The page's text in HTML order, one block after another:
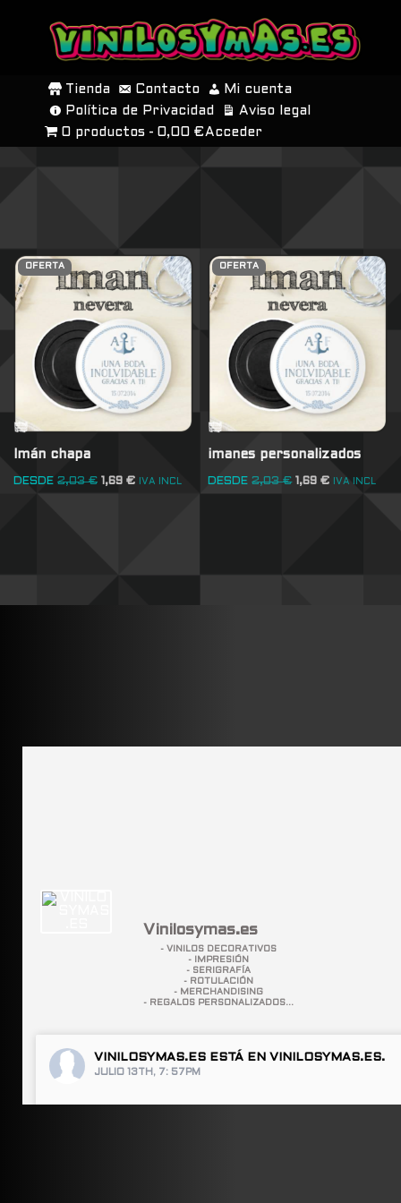
SALTAR
CONTENIDO
Tienda Contacto
Mi cuenta
Política de Privacidad
Aviso legal
0 productos
0,00 € Acceder
OFERTA
Imán chapa
DESDE 2,03€ 1,69 € IVA INCL
OFERTA
imanes personalizados
DESDE 2,03€ 1,69€ IVA INCL
Vinilosymas.es
- VINILOS DECORATIVOS
- IMPRESIÓN
- SERIGRAFÍA
- ROTULACIÓN
- MERCHANDISING
- REGALOS PERSONALIZADOS...
VINILOSYMAS.ES ESTÁ EN VINILOSYMAS.ES.
JULIO 13TH, 7: 57PM